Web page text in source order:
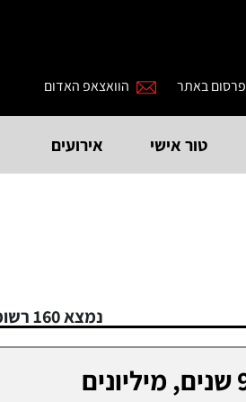
פרסום באתר הוואצאפ האדום
טור אישי אירועים
נמצא 160 רשומות
כמעט 9 שנים, מיליונים